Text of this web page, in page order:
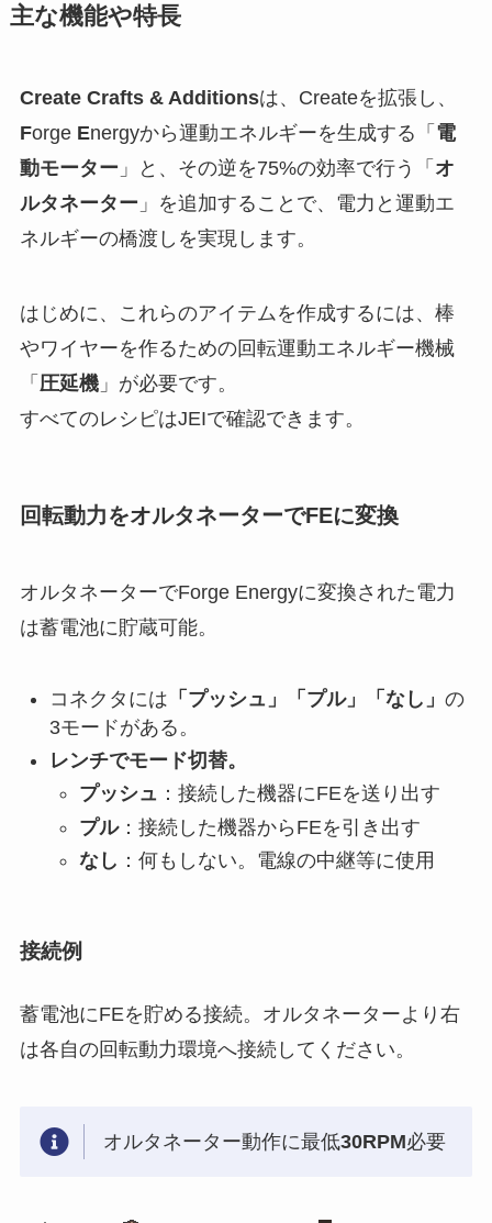
主な機能や特長
Create Crafts & Additionsは、Createを拡張し、
Forge Energyから運動エネルギーを生成する「 電
動モーター 」と、その逆を75%の効率で行う「 オ
ルタネーター 」を追加することで、電力と運動エ
ネルギーの橋渡しを実現します。
はじめに、これらのアイテムを作成するには、棒
やワイヤーを作るための回転運動エネルギー機械
「 圧延機」が必要です。
すべてのレシピはJEIで確認できます。
回転動力をオルタネーターでFEに変換
オルタネーターでForge Energyに変換された電力
は蓄電池に貯蔵可能。
コネクタには 「プッシュ」「プル」「なし」 の
3モードがある。
レンチでモード切替。
プッシュ ：接続した機器にFEを送り出す
プル：接続した機器からFEを引き出す
なし ：何もしない。電線の中継等に使用
接続例
蓄電池にFEを貯める接続。オルタネーターより右
は各自の回転動力環境へ接続してください。
オルタネーター動作に最低30RPM必要